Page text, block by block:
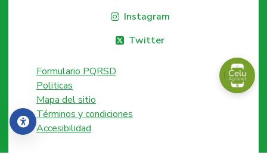
Accesibilidad
Instagram
Twitter
Formulario PQRSD
Politicas
Mapa del sitio
Términos y condiciones
Accesibilidad